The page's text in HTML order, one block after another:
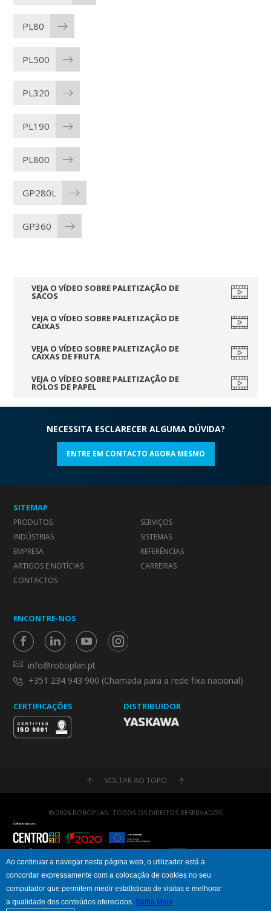
Ao continuar a navegar nesta página web, o utilizador está a
concordar expressamente com a colocação de cookies no seu
computador que permitem medir estatísticas de visitas e melhorar
a qualidade dos conteúdos oferecidos. Saiba Mais
PL80
PL500
PL320
PL190
PL800
GP280L
GP360
VEJA O VÍDEO SOBRE PALETIZAÇÃO DE
SACOS
VEJA O VÍDEO SOBRE PALETIZAÇÃO DE
CAIXAS
VEJA O VÍDEO SOBRE PALETIZAÇÃO DE
CAIXAS DE FRUTA
VEJA O VÍDEO SOBRE PALETIZAÇÃO DE
ROLOS DE PAPEL
NECESSITA ESCLARECER ALGUMA DÚVIDA?
ENTRE EM CONTACTO AGORA MESMO
SITEMAP
PRODUTOS
SERVIÇOS
INDÚSTRIAS
SISTEMAS
EMPRESA
REFERÊNCIAS
ARTIGOS E NOTÍCIAS
CARREIRAS
CONTACTOS
ENCONTRE-NOS
info@roboplan.pt
+351 234 943 900 (Chamada para a rede fixa nacional)
CERTIFICAÇÕES DISTRIBUIDOR
VOLTAR AO TOPO
© 2026 ROBOPLAN. TODOS OS DIREITOS RESERVADOS
Política de Privacidade
Política de Cookies